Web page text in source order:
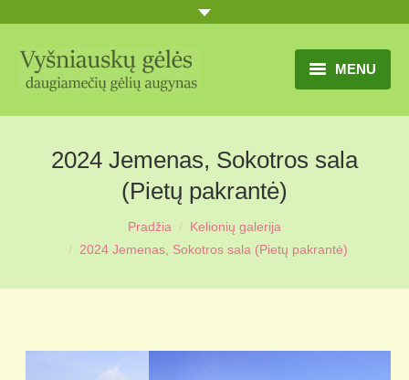
MENU
TITULINIS
GĖLIŲ KATALOGAS
PRANEŠIMAI
UŽSAKYMO SĄLYGOS
2024 Jemenas, Sokotros sala
(Pietų pakrantė)
Pradžia
Kelionių galerija
2024 Jemenas, Sokotros sala (Pietų pakrantė)